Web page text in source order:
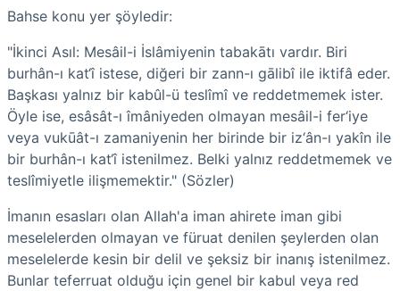
Bahse konu yer şöyledir:
"İkinci Asıl: Mesâil-i İslâmiyenin tabakātı vardır. Biri
burhân-ı kat‘î istese, diğeri bir zann-ı gālibî ile iktifâ eder.
Başkası yalnız bir kabûl-ü teslîmî ve reddetmemek ister.
Öyle ise, esâsât-ı îmâniyeden olmayan mesâil-i fer‘iye
veya vukūât-ı zamaniyenin her birinde bir iz‘ân-ı yakîn ile
bir burhân-ı kat‘î istenilmez. Belki yalnız reddetmemek ve
teslîmiyetle ilişmemektir." (Sözler)
İmanın esasları olan Allah'a iman ahirete iman gibi
meselelerden olmayan ve füruat denilen şeylerden olan
meselelerde kesin bir delil ve şeksiz bir inanış istenilmez.
Bunlar teferruat olduğu için genel bir kabul veya red